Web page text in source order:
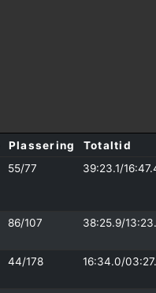
Plassering
Totaltid
55/77 39:23.1/
86/107 38:25.9/
44/178 16:34.0/